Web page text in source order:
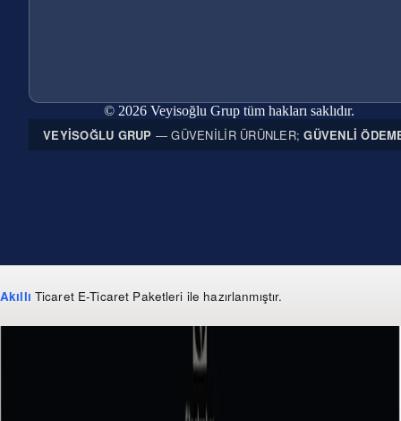
© 2026 Veyisoğlu Grup tüm hakları saklıdır.
VEYISOĞLU GRUP — GÜVENILIR ÜRÜNLER;GÜVENLI
Akıllı Ticaret E-Ticaret Paketleri ile hazırlanmıştır.